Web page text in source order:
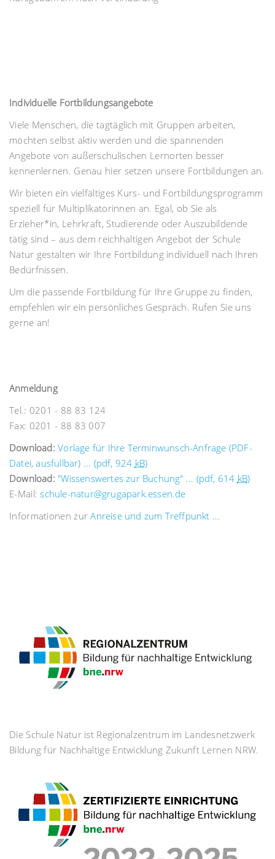
Individuelle Fortbildungsangebote
Viele Menschen, die tagtäglich mit Gruppen arbeiten,
möchten selbst aktiv werden und die spannenden
Angebote von außerschulischen Lernorten besser
kennenlernen. Genau hier setzen unsere Fortbildungen an.
Wir bieten ein vielfältiges Kurs- und Fortbildungsprogramm
speziell für Multiplikatorinnen an. Egal, ob Sie als
Erzieher*in, Lehrkraft, Studierende oder Auszubildende
tätig sind – aus dem reichhaltigen Angebot der Schule
Natur gestalten wir Ihre Fortbildung individuell nach Ihren
Bedürfnissen.
Um die passende Fortbildung für Ihre Gruppe zu finden,
empfehlen wir ein persönliches Gespräch. Rufen Sie uns
gerne an!
Anmeldung
Tel.: 0201 - 88 83 124
Fax: 0201 - 88 83 007
Download: Vorlage für Ihre Terminwunsch-Anfrage (PDF-
Datei, ausfüllbar) ... (pdf, 924 kB)
Download: "Wissenswertes zur Buchung" ... (pdf, 614 kB)
E-Mail:schule-natur@grugapark.essen.de
Informationen zurAnreise und zum Treffpunkt ...
Die Schule Natur ist Regionalzentrum im Landesnetzwerk
Bildung für Nachhaltige Entwicklung Zukunft Lernen NRW.